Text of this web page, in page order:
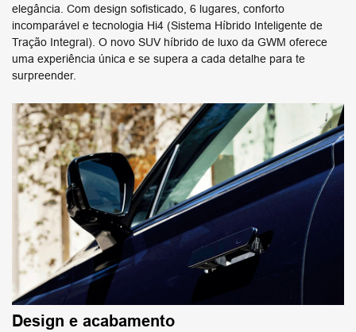
elegância. Com design sofisticado, 6 lugares, conforto ​
incomparável e tecnologia Hi4 (Sistema Híbrido Inteligente de
Tração Integral). O novo SUV híbrido de luxo da ​GWM oferece
uma experiência única e se supera a cada detalhe para te
surpreender.
Design e acabamento